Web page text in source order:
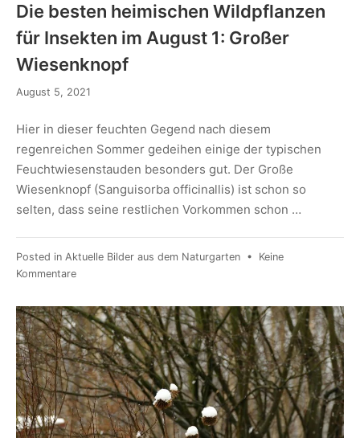
Die besten heimischen Wildpflanzen
für Insekten im August 1: Großer
Wiesenknopf
August 5, 2021
Hier in dieser feuchten Gegend nach diesem
regenreichen Sommer gedeihen einige der typischen
Feuchtwiesenstauden besonders gut. Der Große
Wiesenknopf (Sanguisorba officinallis) ist schon so
selten, dass seine restlichen Vorkommen schon …
Posted in Aktuelle Bilder aus dem Naturgarten • Keine
Kommentare